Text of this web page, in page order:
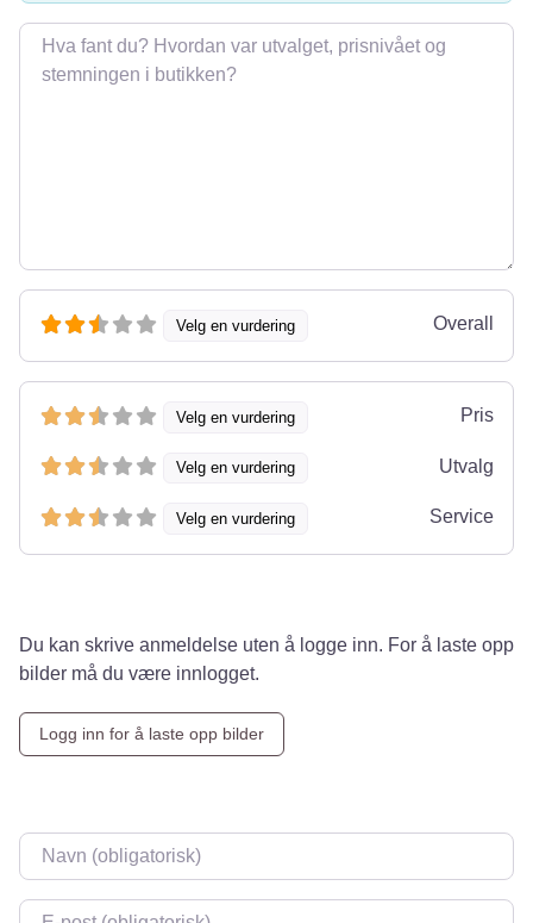
Omtale
Velg en vurdering Overall
Velg en vurdering Pris
Velg en vurdering Utvalg
Velg en vurdering Service
Du kan skrive anmeldelse uten å logge inn. For å laste opp
bilder må du være innlogget.
Logg inn for å laste opp bilder
Navn
E-post